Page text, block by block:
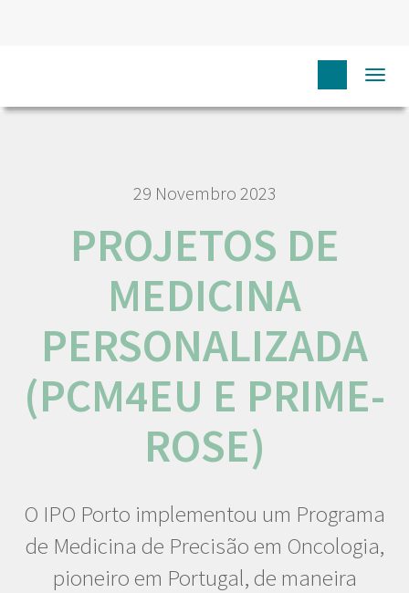
PROJETOS DE MEDICINA PERSONALIZADA (PCM4EU E PRIME-ROSE)
29 Novembro 2023
PROJETOS DE
MEDICINA
PERSONALIZADA
(PCM4EU E PRIME-
ROSE)
O IPO Porto implementou um Programa
de Medicina de Precisão em Oncologia,
pioneiro em Portugal, de maneira